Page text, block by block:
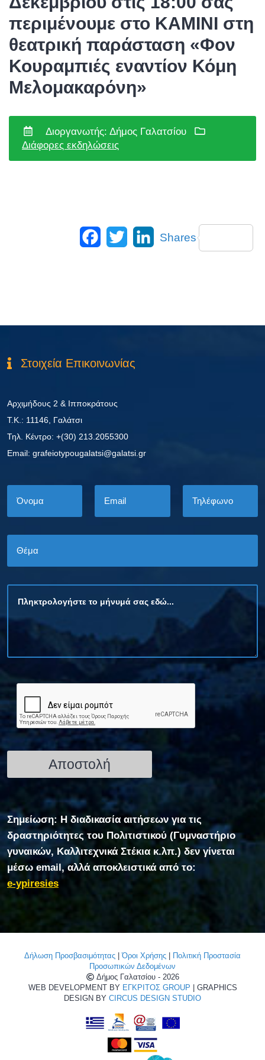
περιμένουμε στο ΚΑΜΙΝΙ στη
θεατρική παράσταση «Φον
Κουραμπιές εναντίον Κόμη
Μελομακαρόνη»
Διοργανωτής: Δήμος Γαλατσίου
Διάφορες εκδηλώσεις
Facebook
Twitter LinkedIn
Shares
Στοιχεία Επικοινωνίας
Αρχιμήδους 2 & Ιπποκράτους
Τ.Κ.: 11146, Γαλάτσι
Τηλ. Κέντρο: +(30) 213.2055300
Εmail: grafeiotypougalatsi@galatsi.gr
Σημείωση: Η διαδικασία αιτήσεων για τις
δραστηριότητες του Πολιτιστικού (Γυμναστήριο
γυναικών, Καλλιτεχνικά Στέκια κ.λπ.) δεν γίνεται
μέσω email, αλλά αποκλειστικά από το:
e-ypiresies
Δήλωση Προσβασιμότητας |Όροι Χρήσης
Πολιτική Προστασία
Προσωπικών Δεδομένων
Δήμος Γαλατσίου - 2026
WEB DEVELOPMENT BY ΕΓΚΡΙΤΟΣ GROUP | GRAPHICS
DESIGN BY CIRCUS DESIGN STUDIO